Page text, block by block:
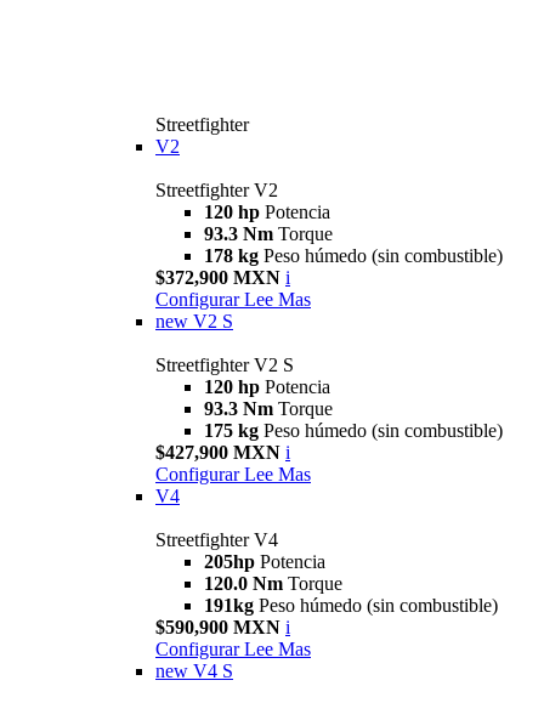
Streetfighter
V2
Streetfighter V2
120 hp Potencia
93.3 Nm Torque
178 kg Peso húmedo (sin combustible)
$372,900 MXN i
Configurar Lee Mas
new V2 S
Streetfighter V2 S
120 hp Potencia
93.3 Nm Torque
175 kg Peso húmedo (sin combustible)
$427,900 MXN i
Configurar Lee Mas
V4
Streetfighter V4
205hp Potencia
120.0 Nm Torque
191kg Peso húmedo (sin combustible)
$590,900 MXN i
Configurar Lee Mas
new V4 S